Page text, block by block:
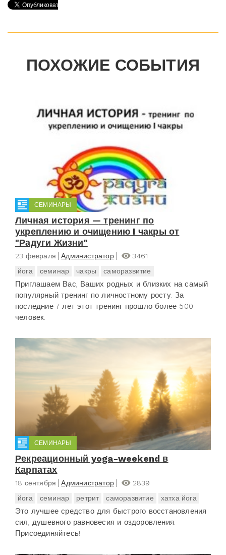
ПОХОЖИЕ СОБЫТИЯ
СЕМИНАРЫ
Личная история — тренинг по
укреплению и очищению I чакры от
"Радуги Жизни"
23 февраля Администратор
3461
йога
семинар чакры саморазвитие
Приглашаем Вас, Ваших родных и близких на самый
популярный тренинг по личностному росту. За
последние 7 лет этот тренинг прошло более 500
человек.
СЕМИНАРЫ
Рекреационный yoga-weekend в
Карпатах
18 сентября Администратор
2839
йога
семинар ретрит саморазвитие хатха йога
Это лучшее средство для быстрого восстановления
сил, душевного равновесия и оздоровления.
Присоединяйтесь!